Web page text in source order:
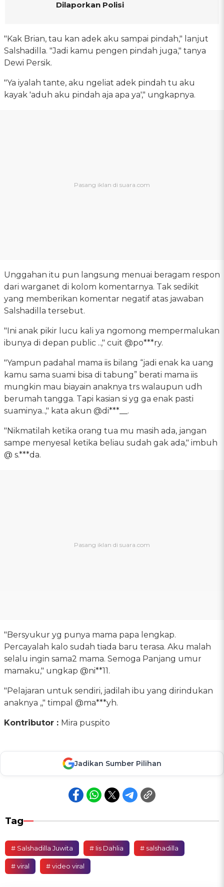
Dilaporkan Polisi
"Kak Brian, tau kan adek aku sampai pindah," lanjut
Salshadilla. "Jadi kamu pengen pindah juga," tanya
Dewi Persik.
"Ya iyalah tante, aku ngeliat adek pindah tu aku
kayak 'aduh aku pindah aja apa ya'," ungkapnya.
Unggahan itu pun langsung menuai beragam respon
dari warganet di kolom komentarnya. Tak sedikit
yang memberikan komentar negatif atas jawaban
Salshadilla tersebut.
"Ini anak pikir lucu kali ya ngomong mempermalukan
ibunya di depan public ..," cuit @po***ry.
"Yampun padahal mama iis bilang “jadi enak ka uang
kamu sama suami bisa di tabung” berati mama iis
mungkin mau biayain anaknya trs walaupun udh
berumah tangga. Tapi kasian si yg ga enak pasti
suaminya..," kata akun @di***__.
"Nikmatilah ketika orang tua mu masih ada, jangan
sampe menyesal ketika beliau sudah gak ada," imbuh
@ s.***da.
"Bersyukur yg punya mama papa lengkap.
Percayalah kalo sudah tiada baru terasa. Aku malah
selalu ingin sama2 mama. Semoga Panjang umur
mamaku," ungkap @ni**11.
"Pelajaran untuk sendiri, jadilah ibu yang dirindukan
anaknya ,," timpal @ma***yh.
Kontributor : Mira puspito
Jadikan Sumber Pilihan
Tag
# Salshadilla Juwita # Iis Dahlia # salshadilla
# viral # video viral